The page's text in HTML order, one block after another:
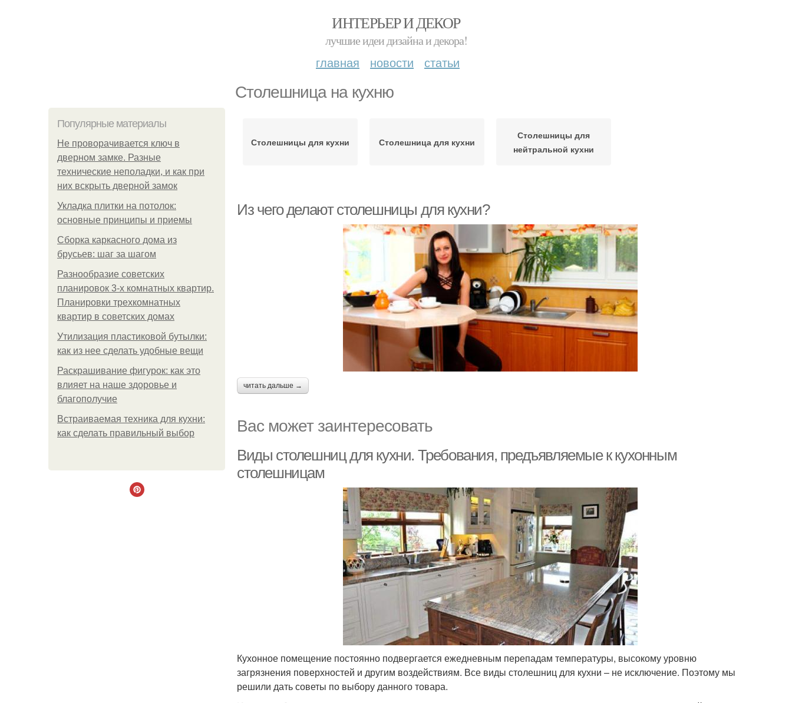
ИНТЕРЬЕР И ДЕКОР
лучшие идеи дизайна и декора!
главная новости статьи
Столешница на кухню
Популярные материалы
Не проворачивается ключ в
дверном замке. Разные
технические неполадки, и как при
них вскрыть дверной замок
Укладка плитки на потолок:
основные принципы и приемы
Сборка каркасного дома из
брусьев: шаг за шагом
Разнообразие советских
планировок 3-х комнатных квартир.
Планировки трехкомнатных
квартир в советских домах
Утилизация пластиковой бутылки:
как из нее сделать удобные вещи
Раскрашивание фигурок: как это
влияет на наше здоровье и
благополучие
Встраиваемая техника для кухни:
как сделать правильный выбор
Столешницы для кухни Столешница для кухни
Столешницы для
нейтральной кухни
Из чего делают столешницы для кухни?
читать дальше →
Вас может заинтересовать
Виды столешниц для кухни. Требования, предъявляемые к кухонным
столешницам
Кухонное помещение постоянно подвергается ежедневным перепадам температуры, высокому уровню
загрязнения поверхностей и другим воздействиям. Все виды столешниц для кухни – не исключение. Поэтому мы
решили дать советы по выбору данного товара.